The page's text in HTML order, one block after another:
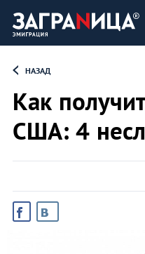
НАЗАД
Как
США: 4